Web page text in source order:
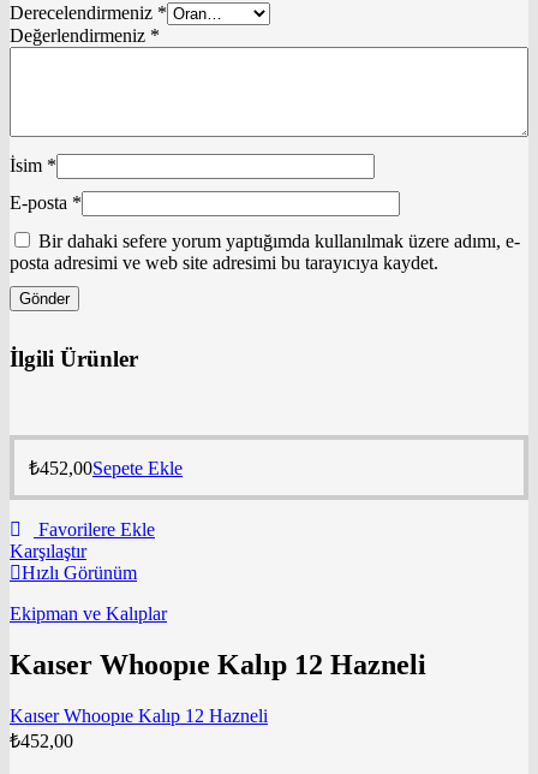
Derecelendirmeniz *
Değerlendirmeniz *
İsim *
E-posta *
Bir dahaki sefere yorum yaptığımda kullanılmak üzere adımı, e-
posta adresimi ve web site adresimi bu tarayıcıya kaydet.
İlgili Ürünler
₺452,00Sepete Ekle
Favorilere Ekle
Karşılaştır
Hızlı Görünüm
Ekipman ve Kalıplar
Kaıser Whoopıe Kalıp 12 Hazneli
Kaıser Whoopıe Kalıp 12 Hazneli
₺452,00